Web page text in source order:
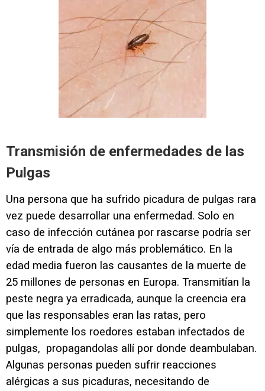
Transmisión de enfermedades de las
Pulgas
Una persona que ha sufrido picadura de pulgas rara
vez puede desarrollar una enfermedad. Solo en
caso de infección cutánea por rascarse podría ser
vía de entrada de algo más problemático. En la
edad media fueron las causantes de la muerte de
25 millones de personas en Europa. Transmitían la
peste negra ya erradicada, aunque la creencia era
que las responsables eran las ratas, pero
simplemente los roedores estaban infectados de
pulgas, propagandolas allí por donde deambulaban.
Algunas personas pueden sufrir reacciones
alérgicas a sus picaduras, necesitando de